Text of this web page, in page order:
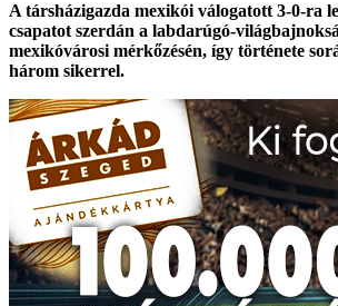
A társházigazda mexikói válogatott 3-0-ra
csapatot szerdán a labdarúgó-
mexikóvárosi mérkőzésén, így története
három sikerrel.